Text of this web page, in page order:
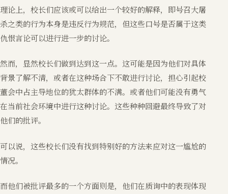
理论上，校长们应该或可以给出一个较好的解释，即号召大屠
杀之类的行为本身是违反行为规范，但这些口号是否属于这类
仇恨言论可以进行进一步的讨论。
然而，显然校长们做到达到这一点。这可能是因为他们对具体
背景了解不清，或者在这种场合下不敢进行讨论，担心引起校
董会中占主导地位的犹太群体的不满。或者他们可能没有勇气
在当前社会环境中进行这种讨论。这些种种回避最终导致了对
他们的批评。
可以说，这些校长们没有找到特别好的方法来应对这一尴尬的
情况。
而他们被批评最多的一个方面则是，他们在质询中的表现体现